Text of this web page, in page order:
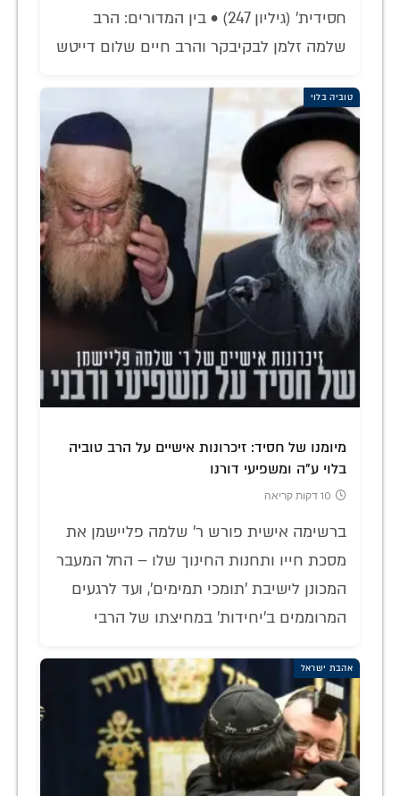
חסידית' (גיליון 247) • בין המדורים: הרב
שלמה זלמן לבקיבקר והרב חיים שלום דייטש
טוביה בלוי
מיומנו של חסיד: זיכרונות אישיים על הרב טוביה
בלוי ע"ה ומשפיעי דורנו
10 דקות קריאה
ברשימה אישית פורש ר' שלמה פליישמן את
מסכת חייו ותחנות החינוך שלו – החל המעבר
המכונן לישיבת 'תומכי תמימים', ועד לרגעים
המרוממים ב'יחידות' במחיצתו של הרבי
אהבת ישראל